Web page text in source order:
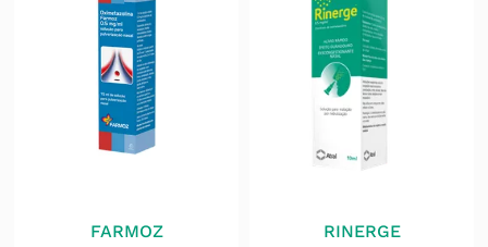
FARMOZ RINERGE